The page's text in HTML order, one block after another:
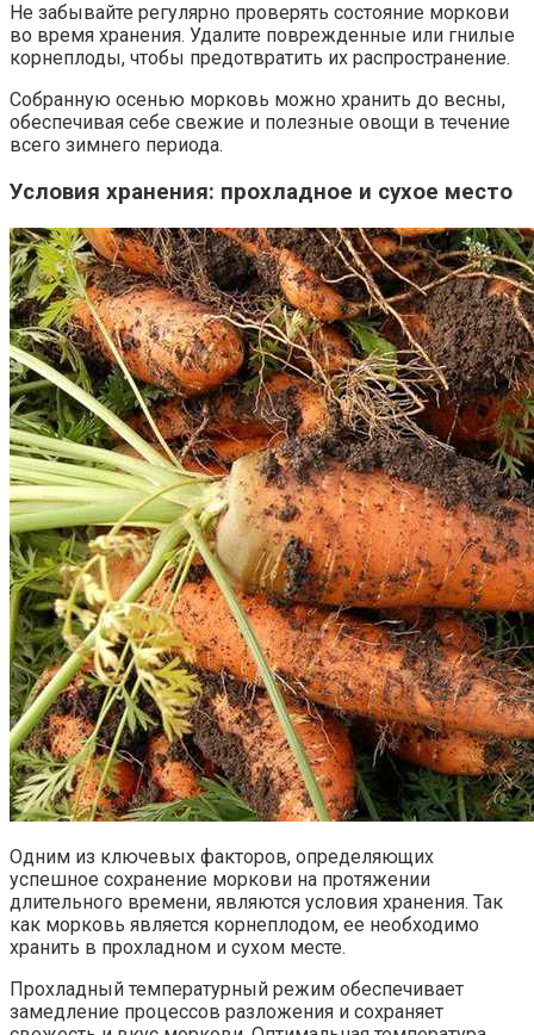
Не забывайте регулярно проверять состояние моркови
во время хранения. Удалите поврежденные или гнилые
корнеплоды, чтобы предотвратить их распространение.
Собранную осенью морковь можно хранить до весны,
обеспечивая себе свежие и полезные овощи в течение
всего зимнего периода.
Условия хранения: прохладное и сухое место
Одним из ключевых факторов, определяющих
успешное сохранение моркови на протяжении
длительного времени, являются условия хранения. Так
как морковь является корнеплодом, ее необходимо
хранить в прохладном и сухом месте.
Прохладный температурный режим обеспечивает
замедление процессов разложения и сохраняет